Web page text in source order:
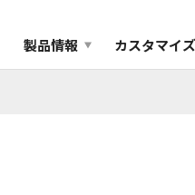
製品情報 カスタマイズ